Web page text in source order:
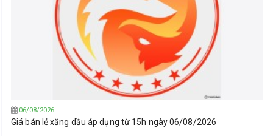
06/08/2026
Giá bán lẻ xăng dầu áp dụng từ 15h ngày 06/08/2026